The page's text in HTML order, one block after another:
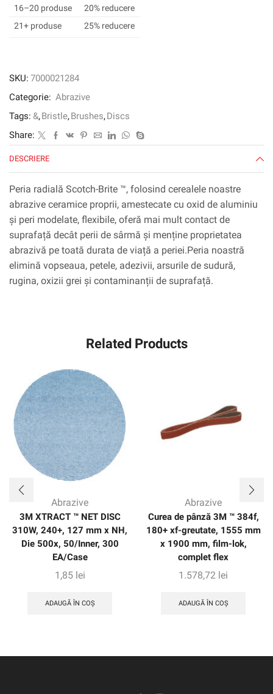
ZB,
152
mm
25,4
mm,
albastru,
tip
adaptor
16–20 produse
20% reducere
21+ produse
25% reducere
SKU: 7000021284
Categorie: Abrazive
Tags: &,Bristle,Brushes,Discs
Share:
DESCRIERE
Peria radială Scotch-Brite ™, folosind cerealele noastre
abrazive ceramice proprii, amestecate cu oxid de aluminiu
și peri modelate, flexibile, oferă mai mult contact de
suprafață decât perii de sârmă și menține proprietatea
abrazivă pe toată durata de viață a periei.Peria noastră
elimină vopseaua, petele, adezivii, arsurile de sudură,
rugina, oxizii grei și contaminanții de suprafață.
Related Products
Abrazive
3M XTRACT ™ NET DISC
310W, 240+, 127 mm x NH,
Die 500x, 50/Inner, 300
EA/Case
1,85 lei
ADAUGĂ ÎN COȘ
Abrazive
Curea de pânză 3M ™ 384f,
180+ xf-greutate, 1555 mm
x 1900 mm, film-lok,
complet flex
1.578,72 lei
ADAUGĂ ÎN COȘ